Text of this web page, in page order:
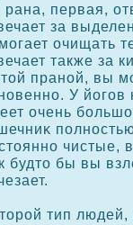
первая,
за
очищать
также за
праной, вы
У
очень
чистые,
будто бы вы
тип людей,